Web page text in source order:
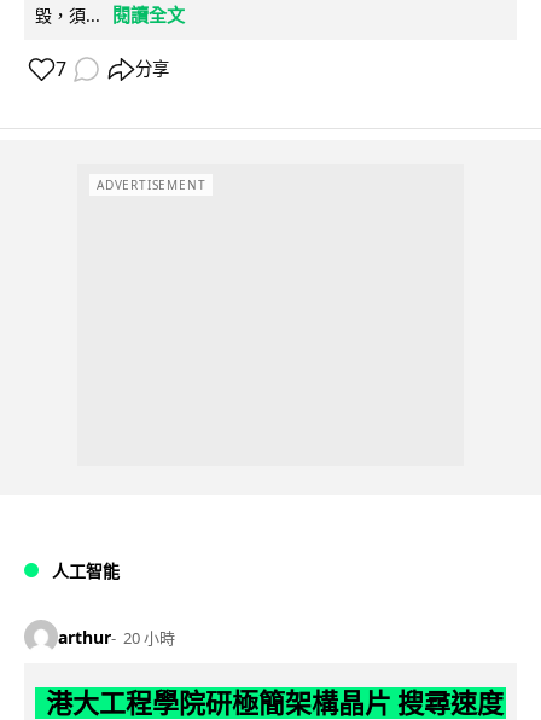
毀，須...
閱讀全文
7 分享
ADVERTISEMENT
人工智能
arthur 20 小時
港大工程學院研極簡架構晶片 搜尋速度